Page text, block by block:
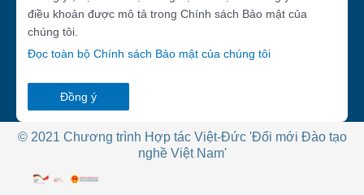
điều khoản được mô tả trong Chính sách Bảo mật của
chúng tôi.
Đọc toàn bộ Chính sách Bảo mật của chúng tôi
Đồng ý
© 2021 Chương trình Hợp tác Việt-Đức 'Đổi mới Đào tạo
nghề Việt Nam'